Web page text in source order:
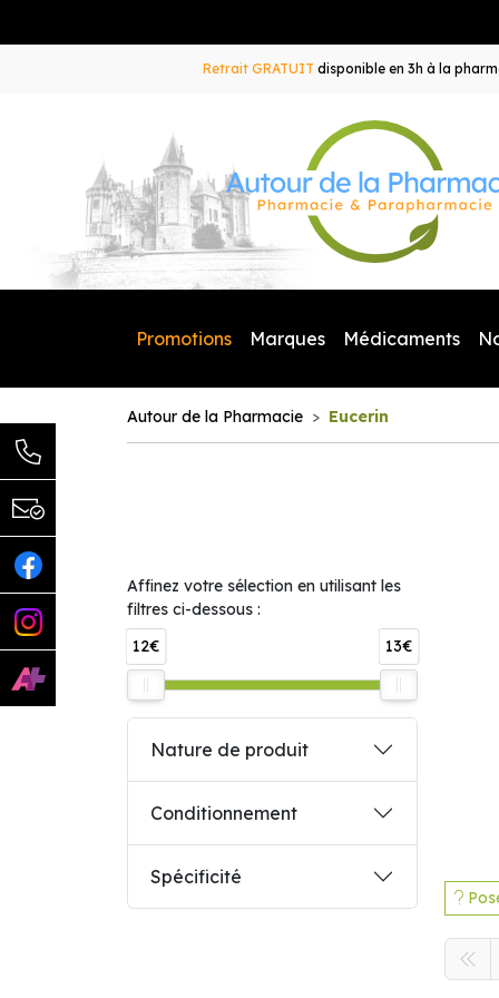
Retrait GRATUIT disponible en 3h à la
Promotions Marques Médicaments
Autour de la Pharmacie Eucerin
Affinez votre sélection en utilisant les
filtres ci-dessous :
12€
13€
Nature de produit
Conditionnement
Spécificité